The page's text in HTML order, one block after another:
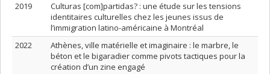
2019
Culturas [com]partidas? : une étude sur les tensions
identitaires culturelles chez les jeunes issus de
l’immigration latino-américaine à Montréal
2022
Athènes, ville matérielle et imaginaire : le marbre, le
béton et le bigaradier comme pivots tactiques pour la
création d’un zine engagé